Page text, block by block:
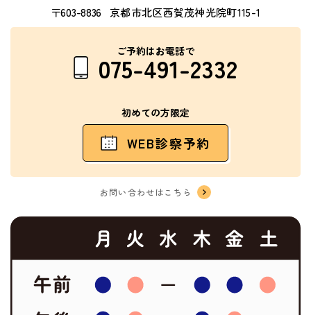
〒603-8836 京都市北区西賀茂神光院町115-1
ご予約はお電話で
075-491-2332
初めての方限定
WEB診察予約
お問い合わせはこちら